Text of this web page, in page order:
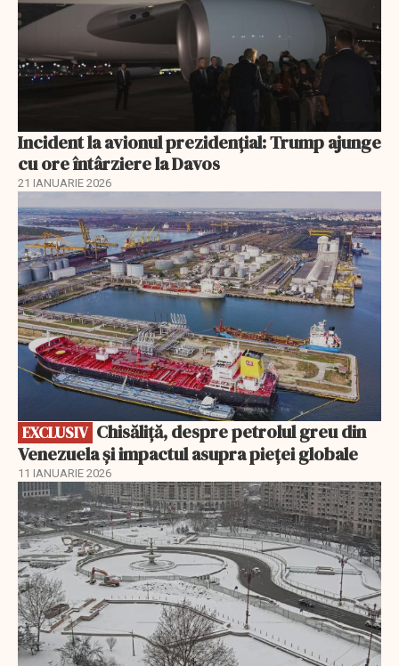
Incident la avionul prezidențial: Trump ajunge
cu ore întârziere la Davos
21 IANUARIE 2026
EXCLUSIV
EXCLUSIV
Venezuela și impactul asupra pieței globale
11 IANUARIE 2026